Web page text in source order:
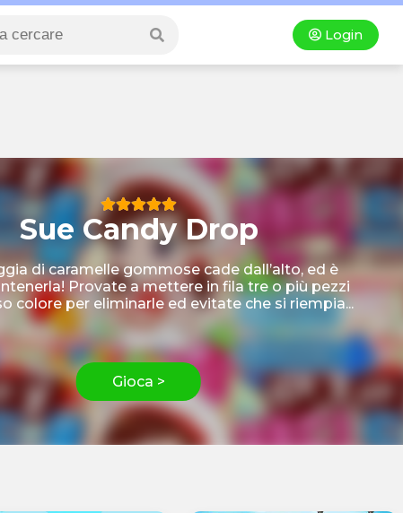
Login
Sue Candy Drop
di caramelle gommose cade dall’alto, ed è
Provate a mettere in fila tre o più pezzi
colore per eliminarle ed evitate che si riempia...
Gioca >